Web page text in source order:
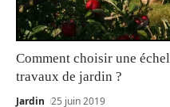
Comment choisir une
travaux de jardin ?
Jardin 25 juin 2019